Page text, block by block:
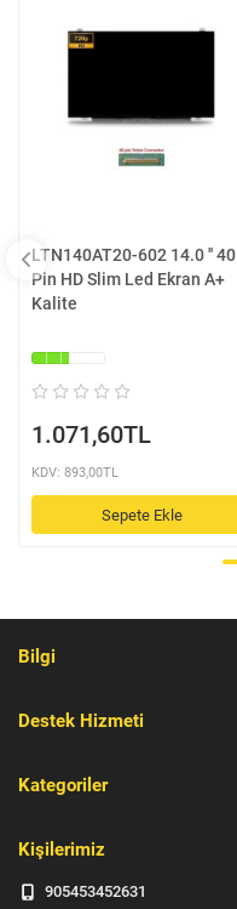
LTN140AT20-602 14.0 '' 40
Pin HD Slim Led Ekran A+
Kalite
1.071,60TL
KDV: 893,00TL
Sepete Ekle
Bilgi
Destek Hizmeti
Kategoriler
Kişilerimiz
905453452631